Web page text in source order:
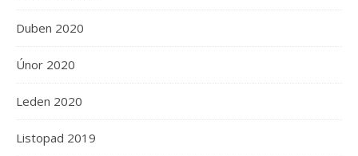
Duben 2020
Únor 2020
Leden 2020
Listopad 2019